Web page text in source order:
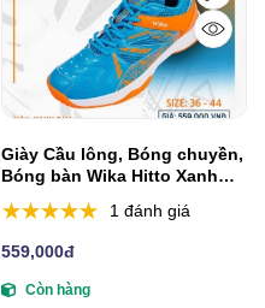
Giày Cầu lông, Bóng chuyền,
Bóng bàn Wika Hitto Xanh
1 đánh giá
559,000đ
Còn hàng